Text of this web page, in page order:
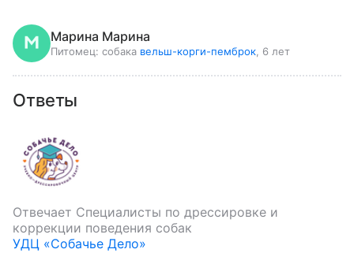
Марина Марина
Питомец: собака вельш-корги-пемброк , 6 лет
Ответы
Отвечает Специалисты по дрессировке и
коррекции поведения собак
УДЦ «Собачье Дело»